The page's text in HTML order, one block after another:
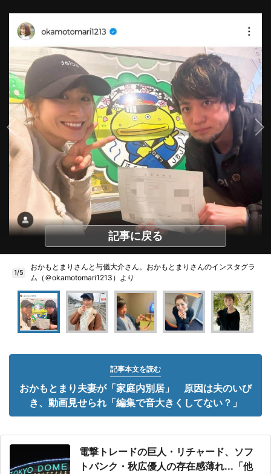
記事に戻る
1/5
おかもとまりさんと与儀大介さん。おかもとまりさんのインスタグラ
ム（＠okamotomari1213）より
記事本文を読む
おかもとまり夫妻が「家庭内別居」 原因は夫のいび
き、動画見せられ「編集で音大きくしてない？」
電撃トレードの巨人・リチャード、ソフ
トバンク・秋広優人の存在感薄れ...「他